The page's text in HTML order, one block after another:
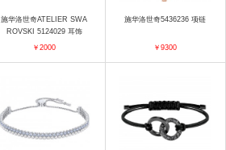
施华洛世奇ATELIER SWA
ROVSKI 5124029 耳饰
￥2000
施华洛世奇5436236 项链
￥9300